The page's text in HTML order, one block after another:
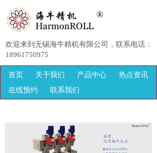
欢迎来到无锡海牛精机有限公司，联系电话：
18961750975
首页 关于我们 产品中心
热点资讯
在线预约
联系我们